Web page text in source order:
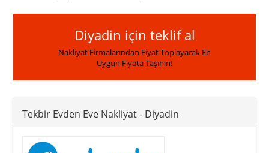
Diyadin için teklif al
Nakliyat Firmalarından Fiyat Toplayarak En
Uygun Fiyata Taşının!
Tekbir Evden Eve Nakliyat- Diyadin